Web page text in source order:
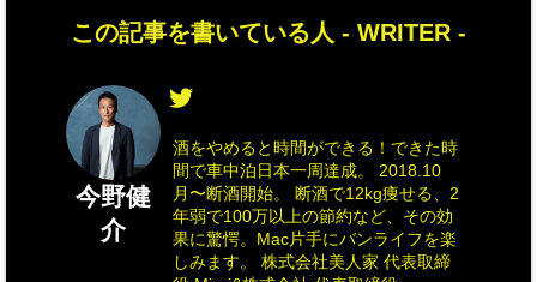
この記事を書いている人 - WRITER -
今野健
介
酒をやめると時間ができる！できた時
間で車中泊日本一周達成。 2018.10
月〜断酒開始。 断酒で12kg痩せる、2
年弱で100万以上の節約など、その効
果に驚愕。Mac片手にバンライフを楽
しみます。 株式会社美人家 代表取締